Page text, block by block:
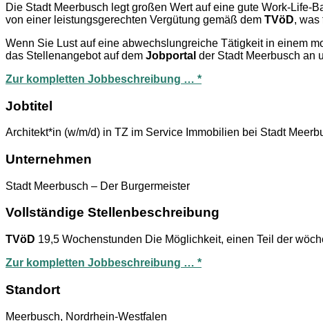
Die Stadt Meerbusch legt großen Wert auf eine gute Work-
von einer leistungsgerechten Vergütung gemäß dem TVöD, was
Wenn Sie Lust auf eine abwechslungreiche Tätigkeit in einem
das Stellenangebot auf dem Jobportal der Stadt Meerbusch an
Zur kompletten Jobbeschreibung … *
Jobtitel
Architekt*in (w/m/d) in TZ im Service Immobilien bei Stadt
Unternehmen
Stadt Meerbusch – Der Burgermeister
Vollständige Stellenbeschreibung
TVöD 19,5 Wochenstunden Die Möglichkeit, einen Teil der
Zur kompletten Jobbeschreibung … *
Standort
Meerbusch, Nordrhein-Westfalen